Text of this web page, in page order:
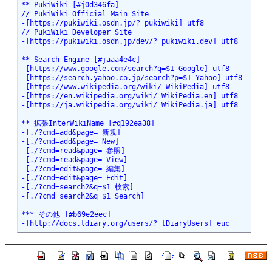
** PukiWiki [#j0d346fa]
// PukiWiki Official Main Site
-[https://pukiwiki.osdn.jp/? pukiwiki] utf8
// PukiWiki Developer Site
-[https://pukiwiki.osdn.jp/dev/? pukiwiki.dev] utf8
** Search Engine [#jaaa4e4c]
-[https://www.google.com/search?q=$1 Google] utf8
-[https://search.yahoo.co.jp/search?p=$1 Yahoo] utf8
-[https://www.wikipedia.org/wiki/ WikiPedia] utf8
-[https://en.wikipedia.org/wiki/ WikiPedia.en] utf8
-[https://ja.wikipedia.org/wiki/ WikiPedia.ja] utf8
** 拡張InterWikiName [#q192ea38]
-[./?cmd=add&page= 新規]
-[./?cmd=add&page= New]
-[./?cmd=read&page= 参照]
-[./?cmd=read&page= View]
-[./?cmd=edit&page= 編集]
-[./?cmd=edit&page= Edit]
-[./?cmd=search2&q=$1 検索]
-[./?cmd=search2&q=$1 Search]
*** その他 [#b69e2eec]
-[http://docs.tdiary.org/users/? tDiaryUsers] euc